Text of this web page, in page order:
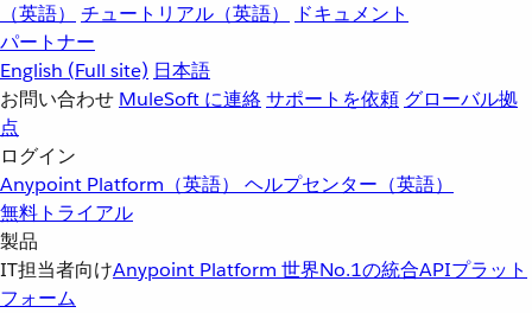
（英語）
チュートリアル（英語）
ドキュメント
パートナー
English (Full site) 日本語
お問い合わせ MuleSoft に連絡サポートを依頼 グローバル拠
点
ログイン
Anypoint Platform（英語） ヘルプセンター（英語）
無料トライアル
製品
IT担当者向けAnypoint Platform 世界No.1の統合APIプラット
フォーム